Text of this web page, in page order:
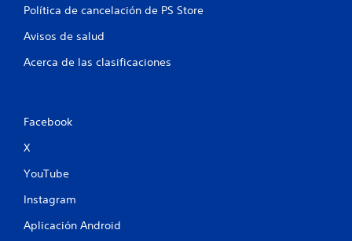
Política de cancelación de PS Store
Avisos de salud
Acerca de las clasificaciones
Facebook
X
YouTube
Instagram
Aplicación Android